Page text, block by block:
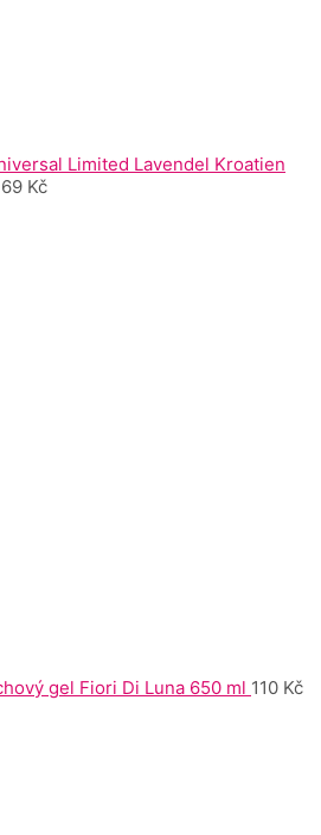
Limited Lavendel Kroatien
Kč
gel Fiori Di Luna 650 ml 110 Kč